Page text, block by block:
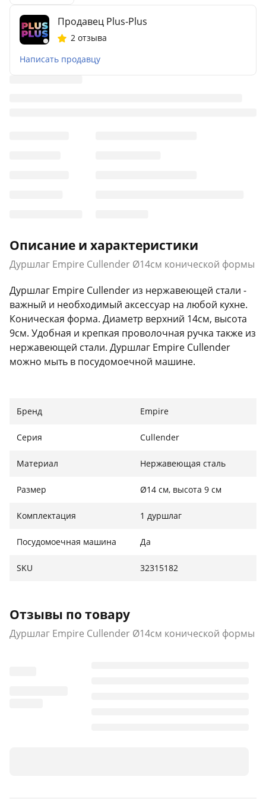
Продавец Plus-Plus
2 отзыва
Написать продавцу
Описание и характеристики
Дуршлаг Empire Cullender Ø14см конической формы
Дуршлаг Empire Cullender из нержавеющей стали -
важный и необходимый аксессуар на любой кухне.
Коническая форма. Диаметр верхний 14см, высота
9см. Удобная и крепкая проволочная ручка также из
нержавеющей стали. Дуршлаг Empire Cullender
можно мыть в посудомоечной машине.
Бренд Empire
Серия Cullender
Материал Нержавеющая сталь
Размер Ø14 см, высота 9 см
Комплектация 1 дуршлаг
Посудомоечная машина Да
SKU 32315182
Отзывы по товару
Дуршлаг Empire Cullender Ø14см конической формы